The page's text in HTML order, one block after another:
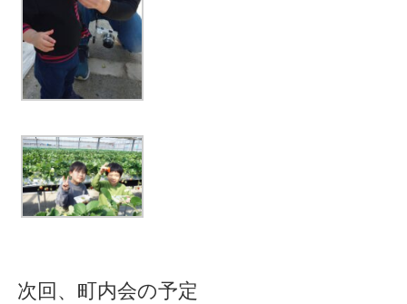
次回、町内会の予定